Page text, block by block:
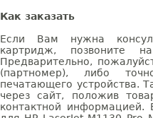
Как заказать
Если Вам нужна
картридж, позвоните
Предварительно,
(партномер), либо
печатающего устройства.
через сайт, положив
контактной информацией.